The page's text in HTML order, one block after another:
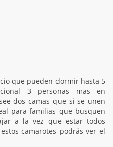
que pueden dormir hasta 5
3 personas mas en
dos camas que si se unen
para familias que busquen
a la vez que estar todos
camarotes podrás ver el